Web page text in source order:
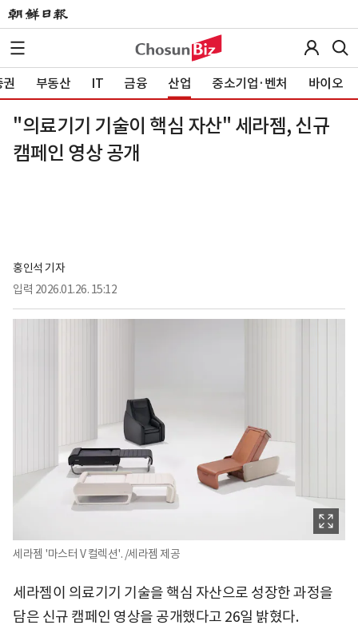
부동산 IT 금융 산업 중소기업·벤처 바이오
"의료기기 기술이 핵심 자산" 세라젬, 신규
캠페인 영상 공개
홍인석 기자
입력 2026.01.26. 15:12
세라젬 '마스터 V 컬렉션'. /세라젬 제공
세라젬이 의료기기 기술을 핵심 자산으로 성장한 과정을
담은 신규 캠페인 영상을 공개했다고 26일 밝혔다.